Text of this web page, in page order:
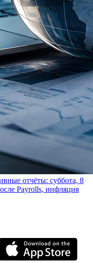
отчёты: суббота, 8
Payrolls, инфляция